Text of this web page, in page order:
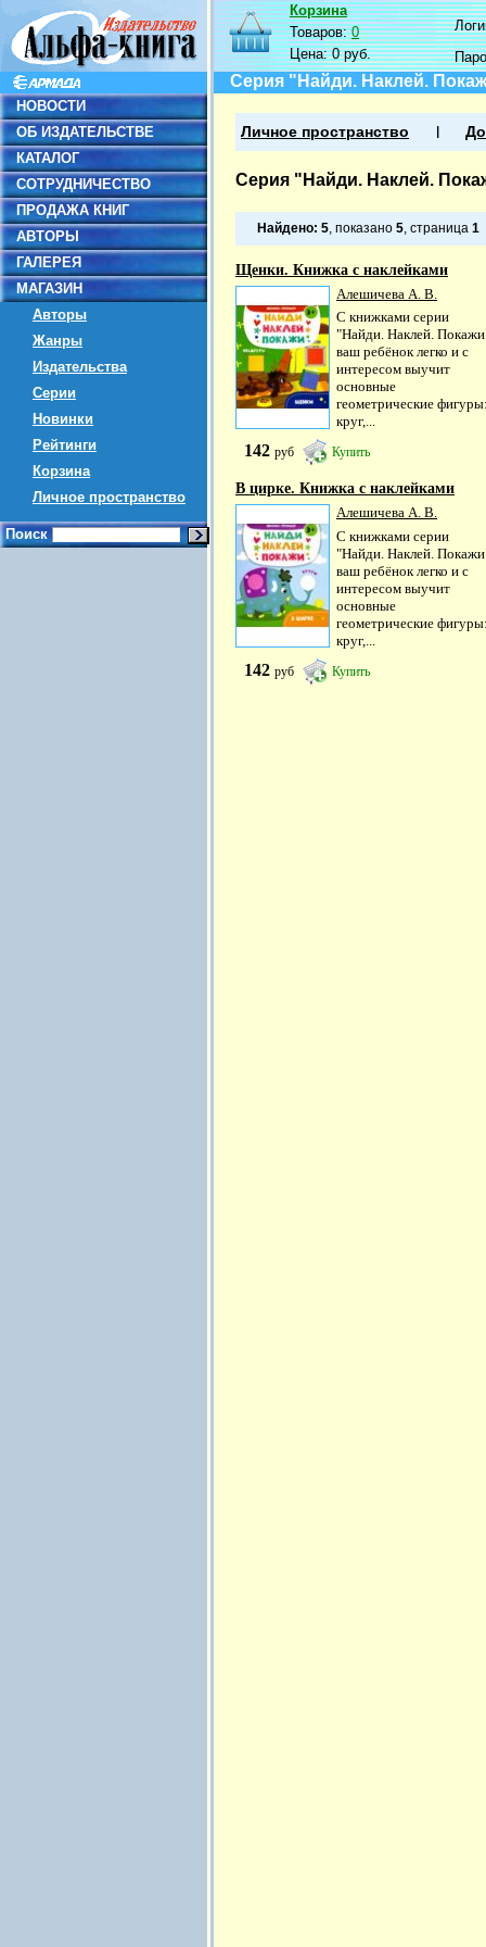
НОВОСТИ
ОБ ИЗДАТЕЛЬСТВЕ
КАТАЛОГ
СОТРУДНИЧЕСТВО
ПРОДАЖА КНИГ
АВТОРЫ
ГАЛЕРЕЯ
МАГАЗИН
Авторы
Жанры
Издательства
Серии
Новинки
Рейтинги
Корзина
Личное пространство
Поиск
Корзина
Товаров:0
Цена:0 руб.
Серия "Найди. Наклей.
Личное пространство
Серия "Найди. Наклей.
Найдено: 5, показано 5, страница 1
Щенки. Книжка с наклейками
Алешичева А. В.
С книжками серии
"Найди. Наклей.
ваш ребёнок легко и с
интересом выучит
основные
геометрические
круг,...
142 руб Купить
В цирке. Книжка с наклейками
Алешичева А. В.
С книжками серии
"Найди. Наклей.
ваш ребёнок легко и с
интересом выучит
основные
геометрические
круг,...
142 руб Купить